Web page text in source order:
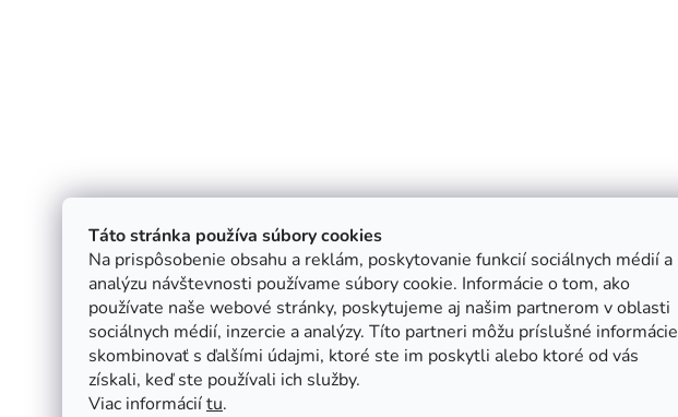
Táto stránka používa súbory cookies
Na prispôsobenie obsahu a reklám, poskytovanie funkcií sociálnych médií a
analýzu návštevnosti používame súbory cookie. Informácie o tom, ako
používate naše webové stránky, poskytujeme aj našim partnerom v oblasti
sociálnych médií, inzercie a analýzy. Títo partneri môžu príslušné informácie
skombinovať s ďalšími údajmi, ktoré ste im poskytli alebo ktoré od vás
získali, keď ste používali ich služby.
Viac informáciítu.